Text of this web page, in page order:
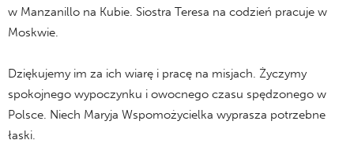
w Manzanillo na Kubie. Siostra Teresa na codzień pracuje w
Moskwie.
Dziękujemy im za ich wiarę i pracę na misjach. Życzymy
spokojnego wypoczynku i owocnego czasu spędzonego w
Polsce. Niech Maryja Wspomożycielka wyprasza potrzebne
łaski.